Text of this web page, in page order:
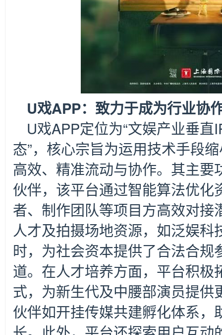
U戏APP：致力于成为行业协
U戏APP定位为“文娱产业垂
态”，核心宗旨为运用技术手段
高效、精准流动与协作。其主要
伙伴，该平台通过智能算法优化
者、制作团队等项目方高效对接
人才及拍摄场地资源，如泛娱科
时，为社会资本提供了合法合规
道。在人才培养方面，平台积极
式，为新生代及中腰部演员提供
伙伴如开挂传媒共建孵化体系，